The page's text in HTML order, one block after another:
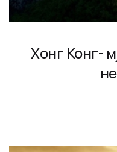
Хонг Конг-